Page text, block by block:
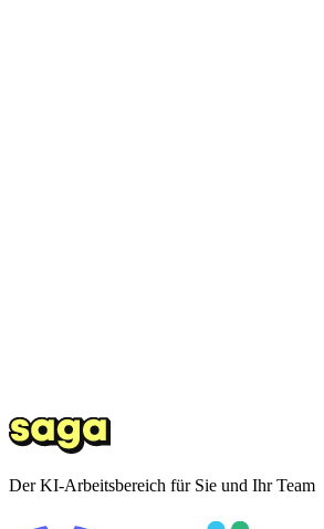
Der KI-Arbeitsbereich für Sie und Ihr Team